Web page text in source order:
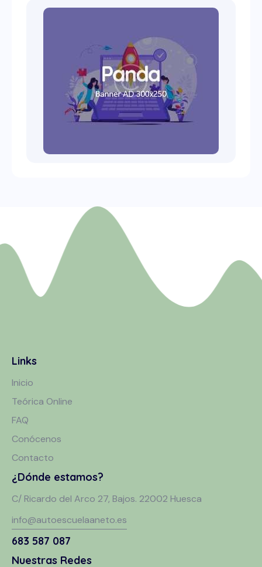
Links
Inicio
Teórica Online
FAQ
Conócenos
Contacto
¿Dónde estamos?
C/ Ricardo del Arco 27, Bajos. 22002 Huesca
info@autoescuelaaneto.es
683 587 087
Nuestras Redes